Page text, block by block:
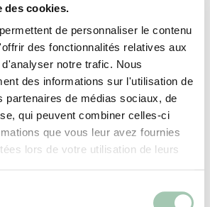
des cookies.
de personnaliser le contenu
des fonctionnalités relatives aux
notre trafic. Nous
des informations sur l'utilisation de
partenaires de médias sociaux, de
qui peuvent combiner celles-ci
que vous leur avez fournies
lors de votre utilisation de leurs
intérieur.
» Quadro, au-delà d’occuper
propose des finitions aux
et des accessoires qui
conception : rangements
astuces pratiques, systèmes
de choisir.